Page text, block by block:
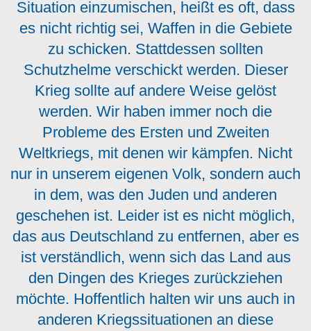
Situation einzumischen, heißt es oft, dass
es nicht richtig sei, Waffen in die Gebiete
zu schicken. Stattdessen sollten
Schutzhelme verschickt werden. Dieser
Krieg sollte auf andere Weise gelöst
werden. Wir haben immer noch die
Probleme des Ersten und Zweiten
Weltkriegs, mit denen wir kämpfen. Nicht
nur in unserem eigenen Volk, sondern auch
in dem, was den Juden und anderen
geschehen ist. Leider ist es nicht möglich,
das aus Deutschland zu entfernen, aber es
ist verständlich, wenn sich das Land aus
den Dingen des Krieges zurückziehen
möchte. Hoffentlich halten wir uns auch in
anderen Kriegssituationen an diese